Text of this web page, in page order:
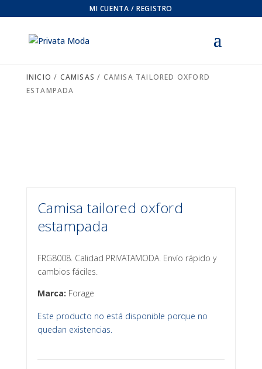
MI CUENTA / REGISTRO
INICIO / CAMISAS / CAMISA TAILORED OXFORD
ESTAMPADA
Camisa tailored oxford
estampada
FRG8008. Calidad PRIVATAMODA. Envío rápido y
cambios fáciles.
Marca: Forage
Este producto no está disponible porque no
quedan existencias.